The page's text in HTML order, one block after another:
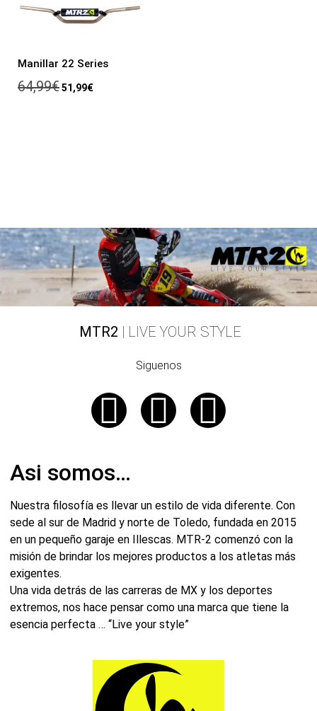
Manillar 22 Series
64,99€51,99€
MTR2 | LIVE YOUR STYLE
Siguenos
Asi somos…
Nuestra filosofía es llevar un estilo de vida diferente. Con
sede al sur de Madrid y norte de Toledo, fundada en 2015
en un pequeño garaje en Illescas. MTR-2 comenzó con la
misión de brindar los mejores productos a los atletas más
exigentes.
Una vida detrás de las carreras de MX y los deportes
extremos, nos hace pensar como una marca que tiene la
esencia perfecta … “Live your style”